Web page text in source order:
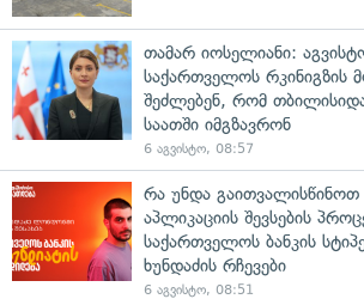
თამარ იოსელიანი:
საქართველოს რკინიგზის
შეძლებენ, რომ
საათში იმგზავრონ
6 აგვისტო, 08:57
რა უნდა გაითვალისწინოთ
აპლიკაციის შევსების
საქართველოს ბანკის
ხუნდაძის რჩევები
6 აგვისტო, 08:51